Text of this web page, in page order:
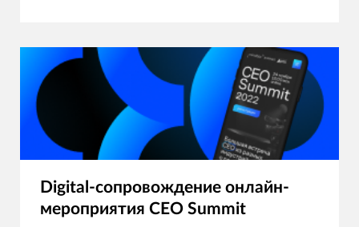
Digital-сопровождение онлайн-
мероприятия CEO Summit